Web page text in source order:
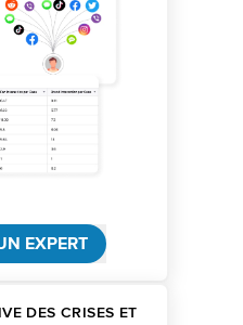
EXPERT
DES CRISES ET